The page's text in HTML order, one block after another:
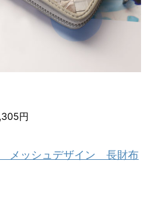
円
メッシュデザイン 長財布